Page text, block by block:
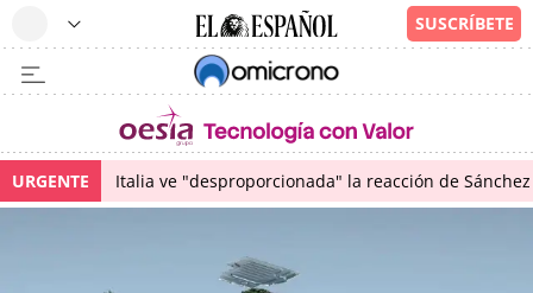
URGENTE Italia ve "desproporcionada" la reacción de